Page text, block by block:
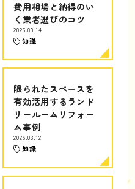
費用相場と納得のい
く業者選びのコツ
2026.03.14
知識
限られたスペースを
有効活用するランド
リールームリフォー
ム事例
2026.03.12
知識